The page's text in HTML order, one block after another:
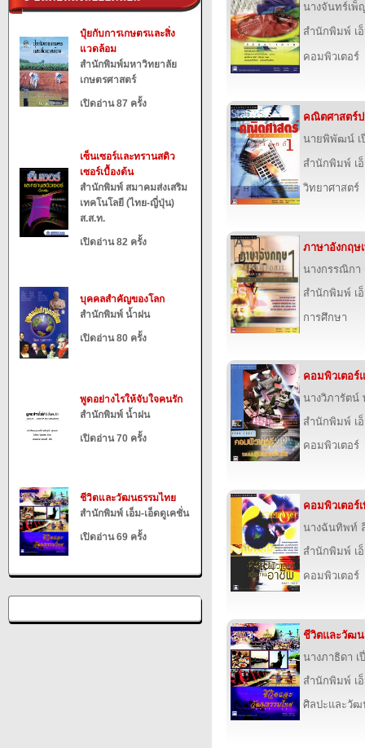
ปุ๋ยกับการเกษตรและสิ่ง
แวดล้อม
สำนักพิมพ์มหาวิทยาลัย
เกษตรศาสตร์
เปิดอ่าน 87 ครั้ง
เซ็นเซอร์และทรานสดิว
เซอร์เบื้องต้น
สำนักพิมพ์ สมาคมส่งเสริม
เทคโนโลยี (ไทย-ญี่ปุ่น)
ส.ส.ท.
เปิดอ่าน 82 ครั้ง
บุคคลสำคัญของโลก
สำนักพิมพ์ น้ำฝน
เปิดอ่าน 80 ครั้ง
พูดอย่างไรให้จับใจคนรัก
สำนักพิมพ์ น้ำฝน
เปิดอ่าน 70 ครั้ง
ชีวิตและวัฒนธรรมไทย
สำนักพิมพ์ เอ็ม-เอ็ดดูเคชั่น
เปิดอ่าน 69 ครั้ง
นางจันทร์เพ็
สำนักพิมพ์ เ
คอมพิวเตอร์
คณิตศาสตร์ป
นายพิพัฒน์ เ
สำนักพิมพ์ เ
วิทยาศาสตร์
ภาษาอังกฤษ
นางกรรณิกา
สำนักพิมพ์ เ
การศึกษา
คอมพิวเตอร์
นางวิภารัตน์
สำนักพิมพ์ เ
คอมพิวเตอร์
คอมพิวเตอร์
นางฉันทิพท์
สำนักพิมพ์ เ
คอมพิวเตอร์
ชีวิตและวัฒ
นางภาธิดา เ
สำนักพิมพ์ เ
ศิลปะและวัฒ